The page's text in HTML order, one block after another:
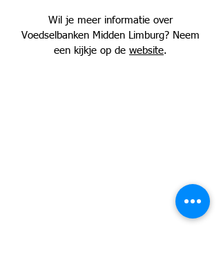
Wil je meer informatie over
Voedselbanken Midden Limburg? Neem
een kijkje op de website.